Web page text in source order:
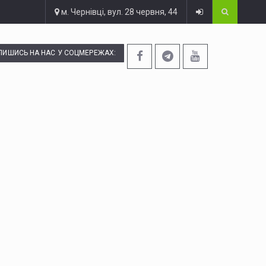
м. Чернівці, вул. 28 червня, 44
НА НАС У СОЦМЕРЕЖАХ: